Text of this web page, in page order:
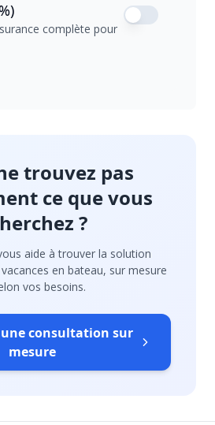
complète pour
trouvez pas
ce que vous
?
aide à trouver la solution
en bateau, sur mesure
vos besoins.
consultation sur
mesure